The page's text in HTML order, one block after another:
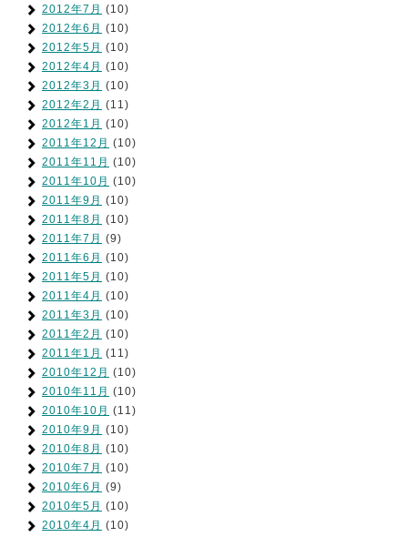
2012年7月 (10)
2012年6月 (10)
2012年5月 (10)
2012年4月 (10)
2012年3月 (10)
2012年2月 (11)
2012年1月 (10)
2011年12月 (10)
2011年11月 (10)
2011年10月 (10)
2011年9月 (10)
2011年8月 (10)
2011年7月 (9)
2011年6月 (10)
2011年5月 (10)
2011年4月 (10)
2011年3月 (10)
2011年2月 (10)
2011年1月 (11)
2010年12月 (10)
2010年11月 (10)
2010年10月 (11)
2010年9月 (10)
2010年8月 (10)
2010年7月 (10)
2010年6月 (9)
2010年5月 (10)
2010年4月 (10)